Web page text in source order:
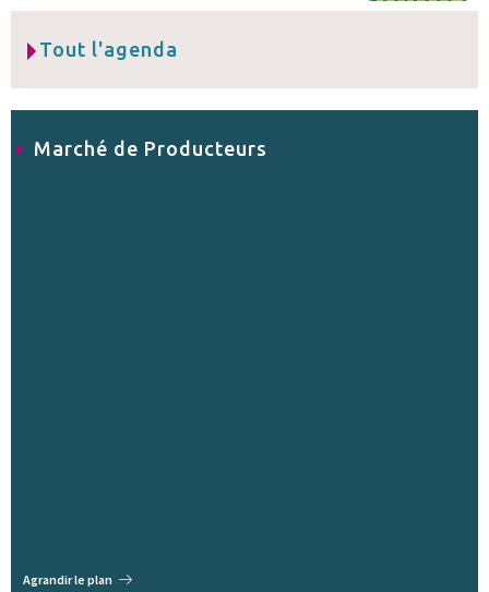
Tout l'agenda
Marché de Producteurs
Agrandir le plan